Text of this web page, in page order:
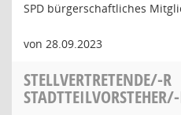
SPD bürgerschaftliches
von 28.09.2023
STELLVERTRETENDE/-R